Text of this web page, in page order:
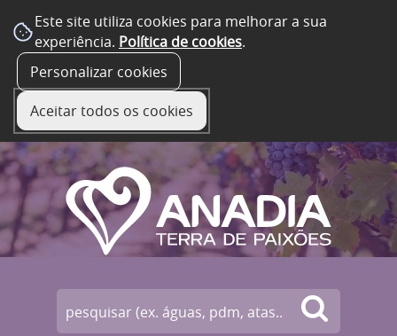
Este site utiliza cookies para melhorar a sua
experiência. Política de cookies.
Personalizar cookies
Aceitar todos os cookies